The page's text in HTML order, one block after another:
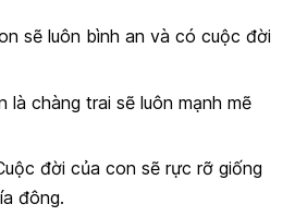
sẽ luôn bình an và có cuộc đời
là chàng trai sẽ luôn mạnh mẽ
đời của con sẽ rực rỡ giống
đông.